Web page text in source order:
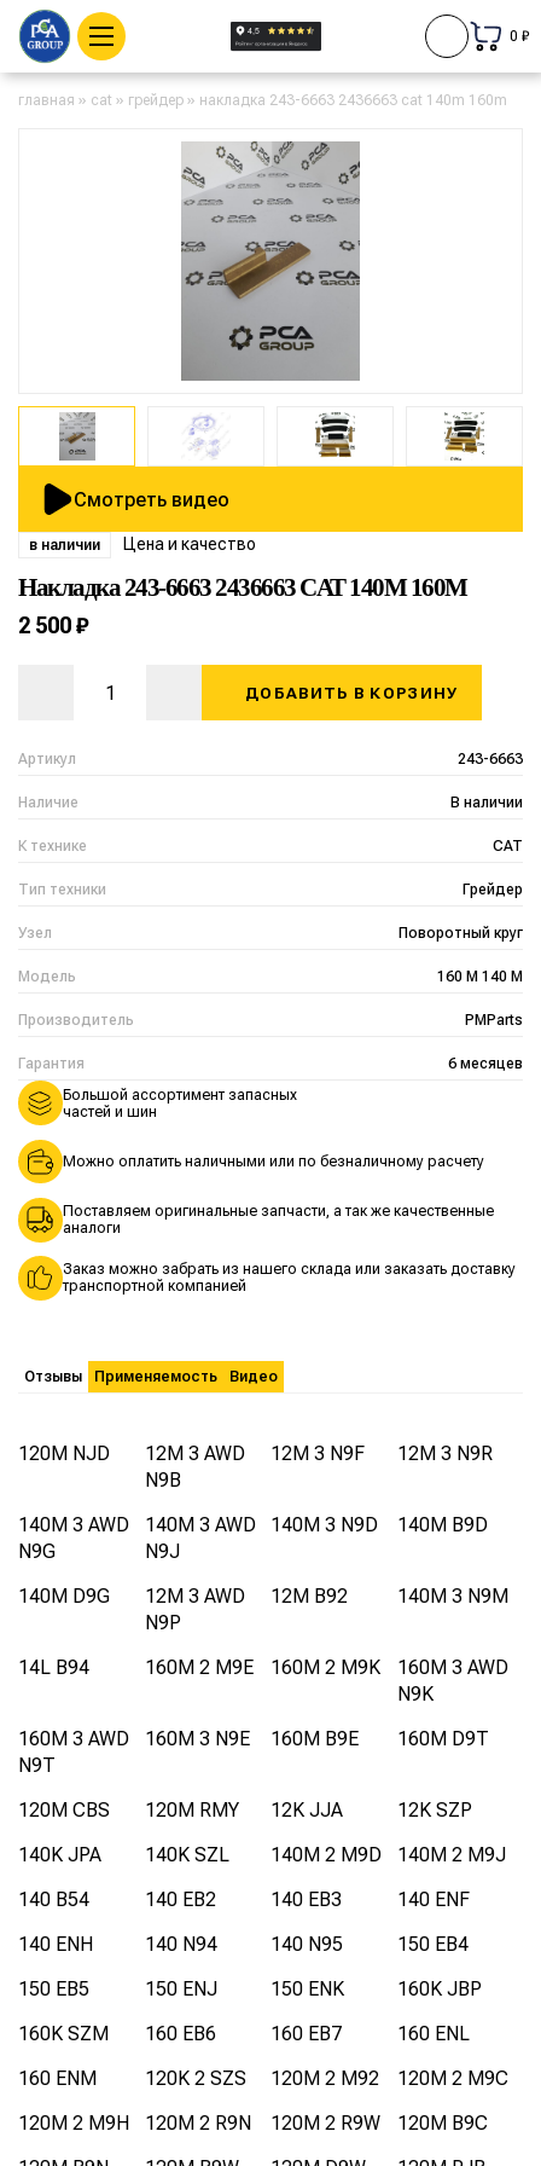
0 ₽
главная » cat » грейдер » накладка 243-6663 2436663 cat 140m 160m
Смотреть видео
в наличии Цена и качество
Накладка 243-6663 2436663 CAT 140M 160M
Артикул 243-6663
Наличие В наличии
К технике CAT
Тип техники Грейдер
Узел Поворотный круг
Модель 160 M 140 M
Производитель PMParts
Гарантия 6 месяцев
2 500 ₽
ДОБАВИТЬ В КОРЗИНУ
Большой ассортимент запасных
частей и шин
Можно оплатить наличными или по безналичному расчету
Поставляем оригинальные запчасти, а так же качественные
аналоги
Заказ можно забрать из нашего склада или заказать доставку
транспортной компанией
Отзывы Применяемость Видео
120M NJD
12M 3 AWD
N9B
12M 3 N9F 12M 3 N9R
140M 3 AWD
N9G
140M 3 AWD
N9J
140M 3 N9D 140M B9D
140M D9G
12M 3 AWD
N9P
12M B92 140M 3 N9M
14L B94 160M 2 M9E 160M 2 M9K
160M 3 AWD
N9K
160M 3 AWD
N9T
160M 3 N9E 160M B9E 160M D9T
120M CBS 120M RMY 12K JJA
12K SZP
140K JPA
140K SZL 140M 2 M9D
140M 2 M9J
140 B54
140 EB2 140 EB3
140 ENF
140 ENH
140 N94 140 N95
150 EB4
150 EB5
150 ENJ 150 ENK
160K JBP
160K SZM
160 EB6 160 EB7
160 ENL
160 ENM
120K 2 SZS 120M 2 M92
120M 2 M9C
120M 2 M9H
120M 2 R9N 120M 2 R9W
120M B9C